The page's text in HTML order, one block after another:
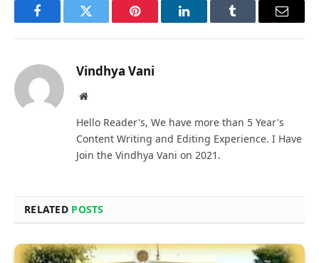
FacebookTwitter Pinterest LinkedInTumblr Email
Vindhya Vani
Website
Hello Reader's, We have more than 5 Year's
Content Writing and Editing Experience. I Have
Join the Vindhya Vani on 2021.
RELATED POSTS